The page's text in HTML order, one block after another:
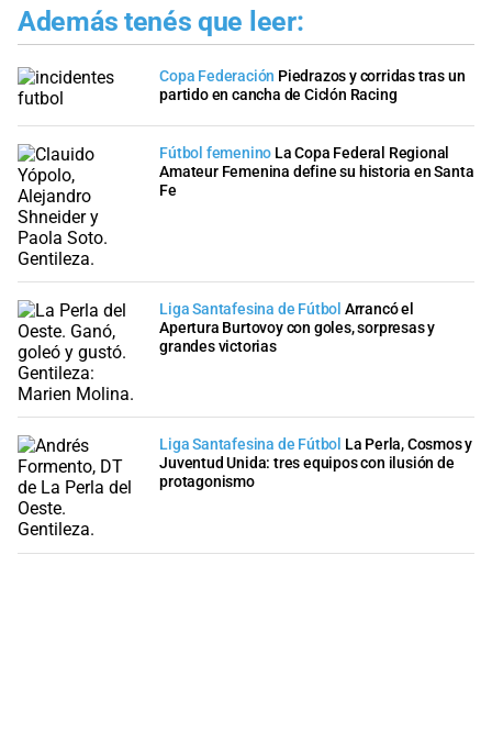
Además tenés que leer:
Copa Federación Piedrazos y corridas tras un
partido en cancha de Ciclón Racing
Fútbol femenino La Copa Federal Regional
Amateur Femenina define su historia en Santa
Fe
Liga Santafesina de Fútbol Arrancó el
Apertura Burtovoy con goles, sorpresas y
grandes victorias
Liga Santafesina de Fútbol La Perla, Cosmos y
Juventud Unida: tres equipos con ilusión de
protagonismo